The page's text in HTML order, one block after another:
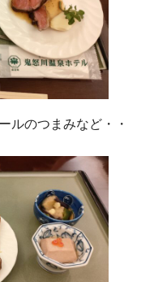
ルのつまみなど・・